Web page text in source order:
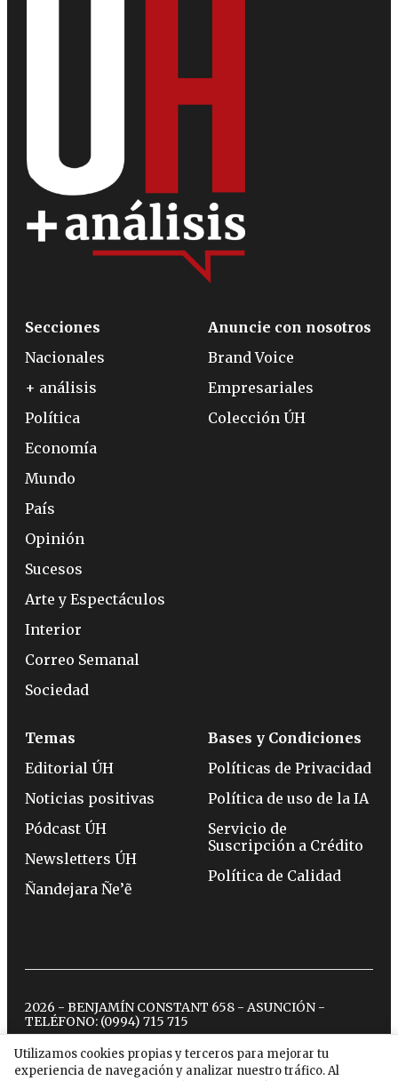
Utilizamos cookies propias y terceros para mejorar tu
experiencia de navegación y analizar nuestro tráfico. Al
Secciones
Nacionales
+ análisis
Política
Economía
Mundo
País
Opinión
Sucesos
Arte y Espectáculos
Interior
Correo Semanal
Sociedad
Anuncie con nosotros
Brand Voice
Empresariales
Colección ÚH
Temas
Editorial ÚH
Noticias positivas
Pódcast ÚH
Newsletters ÚH
Ñandejara Ñe’ẽ
Bases y Condiciones
Políticas de Privacidad
Política de uso de la IA
Servicio de
Suscripción a Crédito
Política de Calidad
2026 - BENJAMÍN CONSTANT 658 - ASUNCIÓN -
TELÉFONO: (0994) 715 715